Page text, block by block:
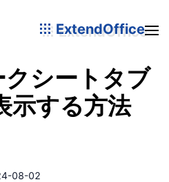
ExtendOffice
シートタブ
示する方法
08-02